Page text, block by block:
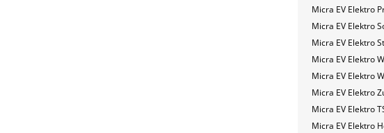
Micra EV Elektro
Micra EV Elektro
Micra EV Elektro
Micra EV Elektro
Micra EV Elektro
Micra EV Elektro
Micra EV Elektro​​​​
Micra EV Elektro​​​​​